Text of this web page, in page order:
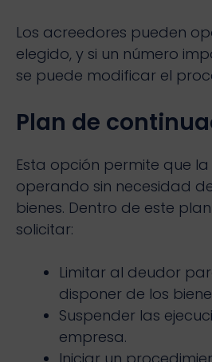
Los acreedores pueden
elegido, y si un número
se puede modificar el
Plan de
Esta opción permite que
operando sin necesidad
bienes. Dentro de este
solicitar:
Limitar al deudor
disponer de los
Suspender las
empresa.